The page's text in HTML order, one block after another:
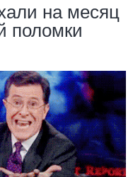
на месяц
поломки